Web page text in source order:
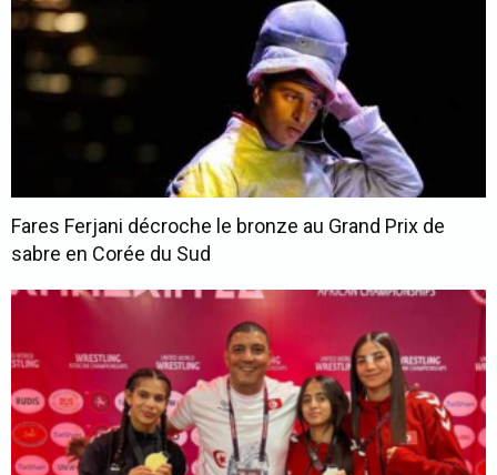
Fares Ferjani décroche le bronze au Grand Prix de
sabre en Corée du Sud